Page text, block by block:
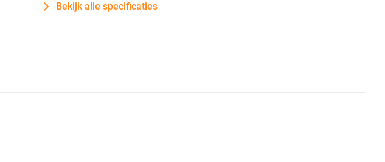
Bekijk alle specificaties